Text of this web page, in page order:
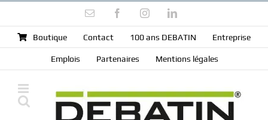
content
Email FacebookInstagramLinkedIn
Boutique Contact 100 ans DEBATIN Entreprise
Emplois Partenaires Mentions légales